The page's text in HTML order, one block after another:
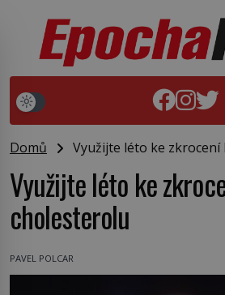
Domů Využijte léto ke
Využijte léto ke
cholesterolu
PAVEL POLCAR